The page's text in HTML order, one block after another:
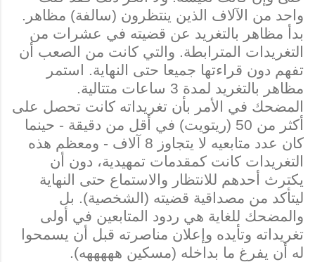
واحد من الآلاف الذين ينتظرون (سالفة) مظاهر.
بدأ مظاهر بالتغريد عن قضيته في عشرات من
التغريدات المترابطة. والتي كانت من الصعب أن
تفهم دون قراءتها جميعا حتى النهاية. استمر
مظاهر بالتغريد لمدة 3 ساعات متتالية.
المضحك في الأمر بأن تغريداته كانت تحصل على
أكثر من 50 (ريتويت) في أقل من دقيقة - حينما
كان عدد متابعيه لا يتجاوز 8 آلاف - ومعظم هذه
التغريدات كانت كمقدمات تمهيدية، دون أن
يكترث أحدهم للانتظار والاستماع حتى النهاية
ليتأكد من مصداقية قضيته (الشخصية). بل
والمضحك للغاية هي ردود المتابعين في أولى
تغريداته وتأيده وإعلان مناصرته قبل أن يسمحوا
له أن يفرغ ما بداخله (مسكين هههههه).